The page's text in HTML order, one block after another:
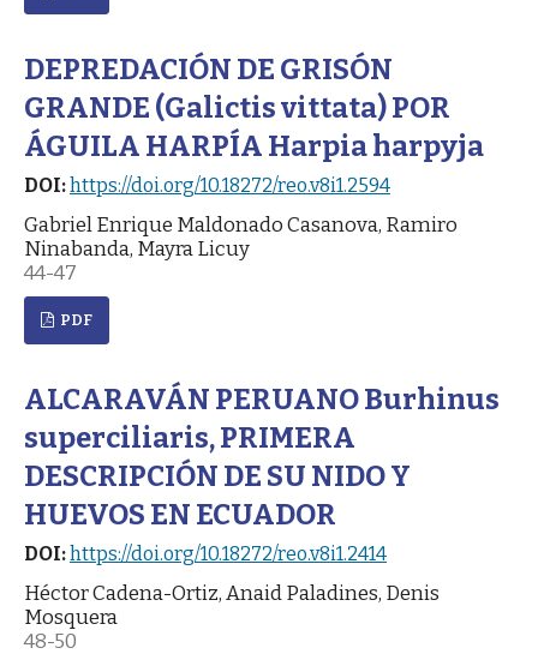
DEPREDACIÓN DE GRISÓN
GRANDE (Galictis vittata) POR
ÁGUILA HARPÍA Harpia harpyja
DOI:https://doi.org/10.18272/reo.v8i1.2594
Gabriel Enrique Maldonado Casanova, Ramiro
Ninabanda, Mayra Licuy
44-47
PDF
ALCARAVÁN PERUANO Burhinus
superciliaris, PRIMERA
DESCRIPCIÓN DE SU NIDO Y
HUEVOS EN ECUADOR
DOI:https://doi.org/10.18272/reo.v8i1.2414
Héctor Cadena-Ortiz, Anaid Paladines, Denis
Mosquera
48-50